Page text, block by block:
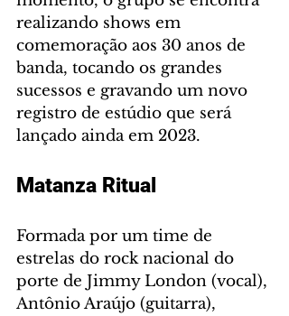
realizando shows em
comemoração aos 30 anos de
banda, tocando os grandes
sucessos e gravando um novo
registro de estúdio que será
lançado ainda em 2023.
Matanza Ritual
Formada por um time de
estrelas do rock nacional do
porte de Jimmy London (vocal),
Antônio Araújo (guitarra),